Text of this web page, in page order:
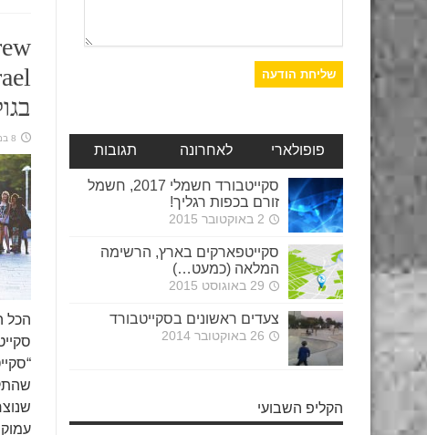
8 במאי 2015
הכל
עמוק
פופולארי לאחרונה תגובות
סקייטבורד חשמלי 2017, חשמל
זורם בכפות רגליך!
2 באוקטובר 2015
סקייטפארקים בארץ, הרשימה
המלאה (כמעט…)
29 באוגוסט 2015
צעדים ראשונים בסקייטבורד
26 באוקטובר 2014
הקליפ השבועי